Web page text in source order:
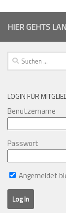
HIER GEHTS
Suchen
nach:
LOGIN FÜR
Benutzername
Passwort
Angemeldet